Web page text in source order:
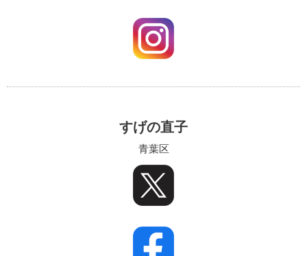
すげの直子
青葉区